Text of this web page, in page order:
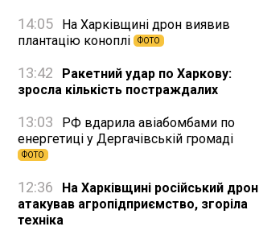
14:05
На Харківщині дрон виявив
плантацію коноплі
ФОТО
13:42
Ракетний удар по Харкову:
зросла кількість постраждалих
13:03
РФ вдарила авіабомбами по
енергетиці у Дергачівській громаді
ФОТО
12:36
На Харківщині російський дрон
атакував агропідприємство, згоріла
техніка